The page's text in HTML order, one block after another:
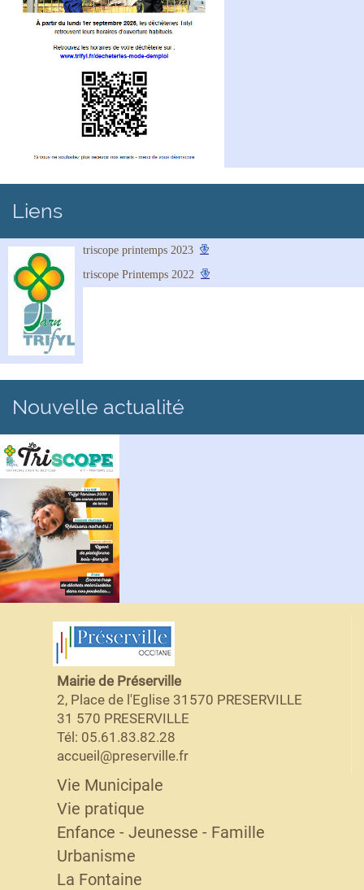
Liens
triscope printemps 2023
triscope Printemps 2022
Nouvelle actualité
Mairie de Préserville
2, Place de l'Eglise 31570 PRESERVILLE
31 570 PRESERVILLE
Tél: 05.61.83.82.28
accueil@preserville.fr
Vie Municipale
Vie pratique
Enfance - Jeunesse - Famille
Urbanisme
La Fontaine